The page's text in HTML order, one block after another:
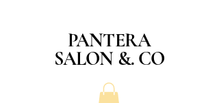
PANTERA
SALON &. CO